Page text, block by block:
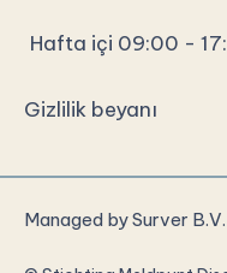
Hafta içi 09:00 -
Gizlilik beyanı
Managed bySurver B.V.